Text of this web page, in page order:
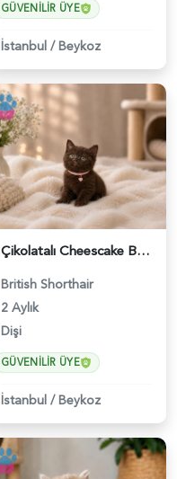
GÜVENILIR ÜYE
İstanbul /Beykoz
Çikolatalı Cheescake British Shorthair Dişi Yavrumuz - 4902
British Shorthair
2 Aylık
Dişi
GÜVENILIR ÜYE
İstanbul /Beykoz